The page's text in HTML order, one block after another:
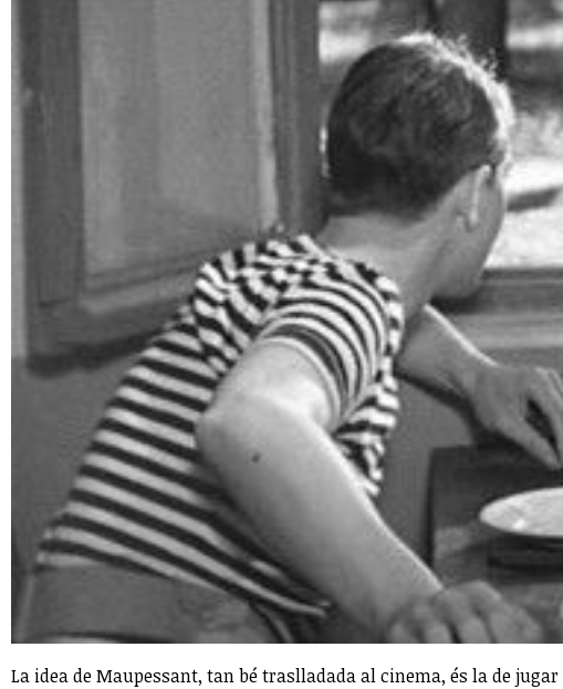
La idea de Maupessant, tan bé traslladada al cinema, és la de